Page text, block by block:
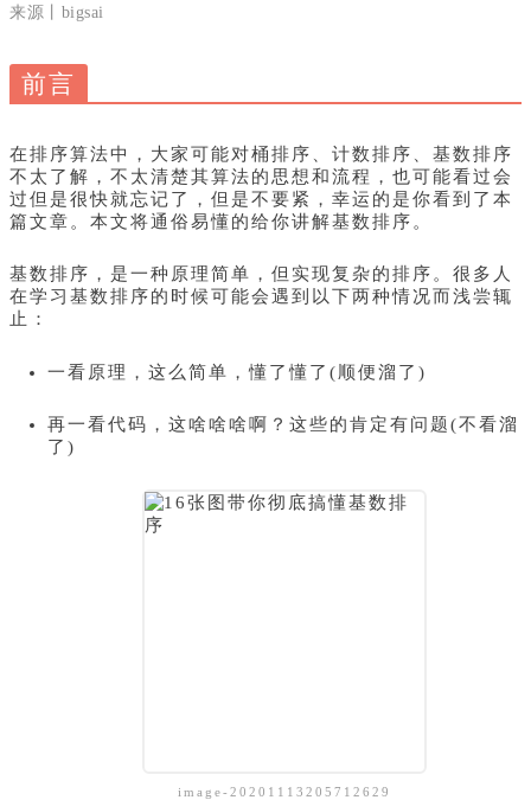
来源丨bigsai
前言
在排序算法中，大家可能对桶排序、计数排序、基数排序
不太了解，不太清楚其算法的思想和流程，也可能看过会
过但是很快就忘记了，但是不要紧，幸运的是你看到了本
篇文章。本文将通俗易懂的给你讲解基数排序。
基数排序，是一种原理简单，但实现复杂的排序。很多人
在学习基数排序的时候可能会遇到以下两种情况而浅尝辄
止：
一看原理，这么简单，懂了懂了(顺便溜了)
再一看代码，这啥啥啥啊？这些的肯定有问题(不看溜
了)
image-20201113205712629